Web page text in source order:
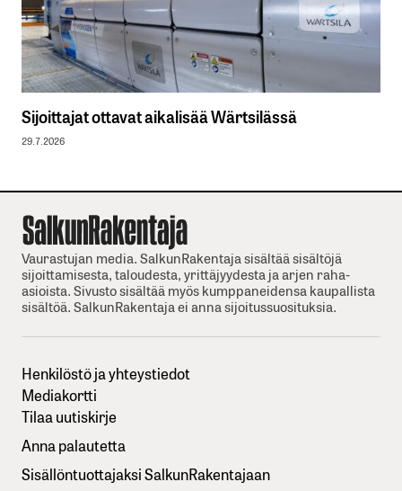
Sijoittajat ottavat aikalisää Wärtsilässä
29.7.2026
Vaurastujan media. SalkunRakentaja sisältää sisältöjä
sijoittamisesta, taloudesta, yrittäjyydesta ja arjen raha-
asioista. Sivusto sisältää myös kumppaneidensa kaupallista
sisältöä. SalkunRakentaja ei anna sijoitussuosituksia.
Henkilöstö ja yhteystiedot
Mediakortti
Tilaa uutiskirje
Anna palautetta
Sisällöntuottajaksi SalkunRakentajaan